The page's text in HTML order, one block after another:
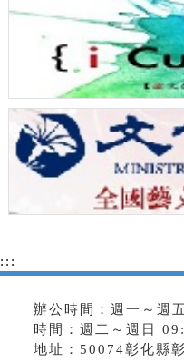
:::
辦公時間：週一～週
時間：週二～週日
地址：50074彰化縣